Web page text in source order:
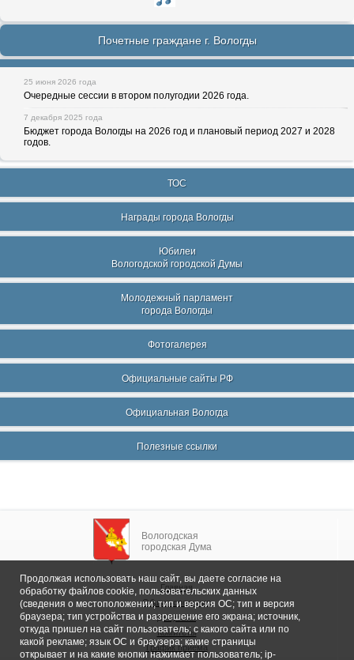
Почетные граждане г. Вологды
25 июня 2026 года
Очередные сессии в втором полугодии 2026 года.
7 декабря 2025 года
Бюджет города Вологды на 2026 год и плановый период 2027 и 2028
годов.
ТОС
Награды города Вологды
Юбилеи
Вологодской городской Думы
Молодежный парламент
города Вологды
Фотогалерея
Официальные сайты РФ
Официальная Вологда
Полезные ссылки
Вологодская
городская Дума
Главная
Общие сведения
Депутаты
Комитеты
График приема
Продолжая использовать наш сайт, вы даете согласие на
обработку файлов cookie, пользовательских данных
(сведения о местоположении; тип и версия ОС; тип и версия
браузера; тип устройства и разрешение его экрана; источник,
откуда пришел на сайт пользователь; с какого сайта или по
какой рекламе; язык ОС и браузера; какие страницы
открывает и на какие кнопки нажимает пользователь; ip-